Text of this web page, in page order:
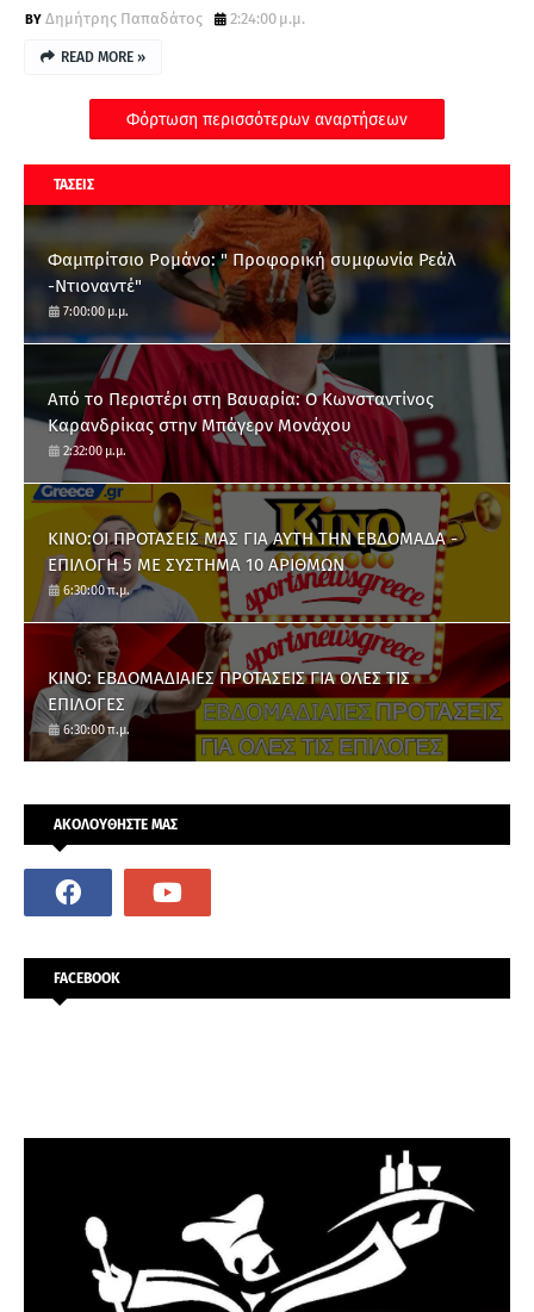
Δημήτρης Παπαδάτος
2:24:00 μ.μ.
READ MORE »
Φόρτωση περισσότερων αναρτήσεων
ΤΑΣΕΙΣ
Φαμπρίτσιο Ρομάνο: " Προφορική συμφωνία Ρεάλ
-Ντιοναντέ"
7:00:00 μ.μ.
Από το Περιστέρι στη Βαυαρία: O Κωνσταντίνος
Καρανδρίκας στην Μπάγερν Μονάχου
2:32:00 μ.μ.
ΚΙΝΟ:ΟΙ ΠΡΟΤΑΣΕΙΣ ΜΑΣ ΓΙΑ ΑΥΤΗ ΤΗΝ ΕΒΔΟΜΑΔΑ -
ΕΠΙΛΟΓΗ 5 ΜΕ ΣΥΣΤΗΜΑ 10 ΑΡΙΘΜΩΝ
6:30:00 π.μ.
ΚΙΝΟ: ΕΒΔΟΜΑΔΙΑΙΕΣ ΠΡΟΤΑΣΕΙΣ ΓΙΑ ΟΛΕΣ ΤΙΣ
ΕΠΙΛΟΓΕΣ
6:30:00 π.μ.
ΑΚΟΛΟΥΘΗΣΤΕ ΜΑΣ
FACEBOOK